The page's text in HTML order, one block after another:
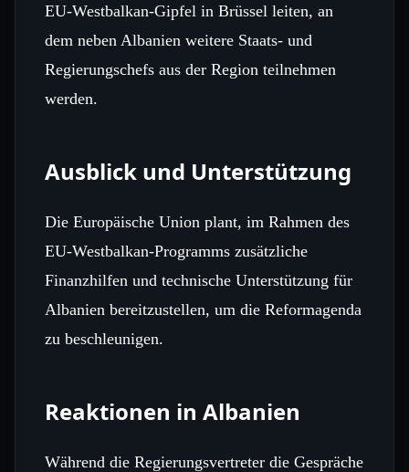
EU‑Westbalkan‑Gipfel in Brüssel leiten, an
dem neben Albanien weitere Staats‑ und
Regierungschefs aus der Region teilnehmen
werden.
Ausblick und Unterstützung
Die Europäische Union plant, im Rahmen des
EU‑Westbalkan‑Programms zusätzliche
Finanzhilfen und technische Unterstützung für
Albanien bereitzustellen, um die Reformagenda
zu beschleunigen.
Reaktionen in Albanien
Während die Regierungsvertreter die Gespräche